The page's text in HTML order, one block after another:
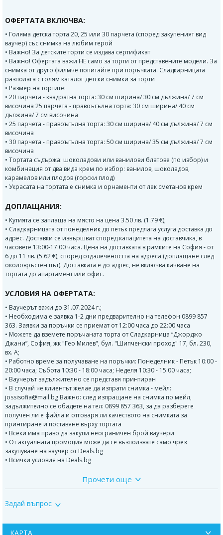
ОФЕРТАТА ВКЛЮЧВА:
• Голяма детска торта 20, 25 или 30 парчета (според закупеният вид
ваучер) със снимка на любим герой
• Важно! За детските торти се издава сертификат
• Важно! Офертата важи НЕ само за торти от представените модели. За
снимка от друго филмче попитайте при поръчката. Сладкарницата
разполага с голям каталог детски снимки за торти
• Размер на тортите:
• 20 парчета - квадратна торта: 30 см ширина/ 30 см дължина/ 7 см
височина 25 парчета - правоъгълна торта: 30 см ширина/ 40 см
дължина/ 7 см височина
• 25 парчета - правоъгълна торта: 30 см ширина/ 40 см дължина/ 7 см
височина
• 30 парчета - правоъгълна торта: 50 см ширина/ 35 см дължина/ 7 см
височина
• Тортата съдържа: шоколадови или ванилови блатове (по избор) и
комбинация от два вида крем по избор: ванилов, шоколадов,
карамелов или плодов (горски плод)
• Украсата на тортата е снимка и орнаменти от лек сметанов крем
ДОПЛАЩАНИЯ:
• Кутията се заплаща на място на цена 3.50 лв. (1.79 €);
• Сладкарницата от понеделник до петък предлага услуга доставка до
адрес. Доставки се извършват според капацитета на доставчика, в
часовете 13:00-17:00 часа. Цена на доставката в рамките на София - от
6 до 11 лв. (5.62 €), според отдалечеността на адреса (доплащане след
околовръстен път). Доставката е до адрес, не включва качване на
тортата до апартамент или офис.
УСЛОВИЯ НА ОФЕРТАТА:
• Ваучерът важи до 31.07.2024 г.;
• Необходима е заявка 1-2 дни предварително на телефон 0899 857
363. Заявки за поръчки се приемат от 12:00 часа до 22:00 часа
• Можете да вземете поръчаната торта от Сладкарница “Джорджо
Джани”, София, жк "Гео Милев", бул. "Шипченски проход" 17, бл. 230,
вх. А;
• Работно време за получаване на поръчки: Понеделник - Петък 10:00 -
20:00 часа; Събота 10:30 - 18:00 часа; Неделя 10:30 - 15:00 часа;
• Ваучерът задължително се представя принтиран
• В случай че клиентът желае да изпрати снимка - мейл:
jossisofia@mail.bg Важно: след изпращане на снимка по мейл,
задължително се обадете на тел: 0899 857 363, за да разберете
получен ли е файла и отговаря ли качеството на снимката за
принтиране и поставяне върху тортата
• Всеки има право да закупи неограничен брой ваучери
• От актуалната промоция може да се възползвате само чрез
закупуване на ваучер от Deals.bg
• Всички условия на Deals.bg
В рецептите на Джорджо Джани няма есенции, набухватели и
консерванти. Използват се само естествени продукти.
За детските торти се издава сертификат.
Прочети още
Задай въпрос
КАРТА